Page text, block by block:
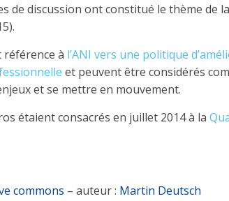
de discussion ont constitué le thème de
référence à l’ANI vers une politique
et peuvent être considérés
et se mettre en mouvement.
étaient consacrés en juillet 2014 à la
commons – auteur : Martin Deutsch